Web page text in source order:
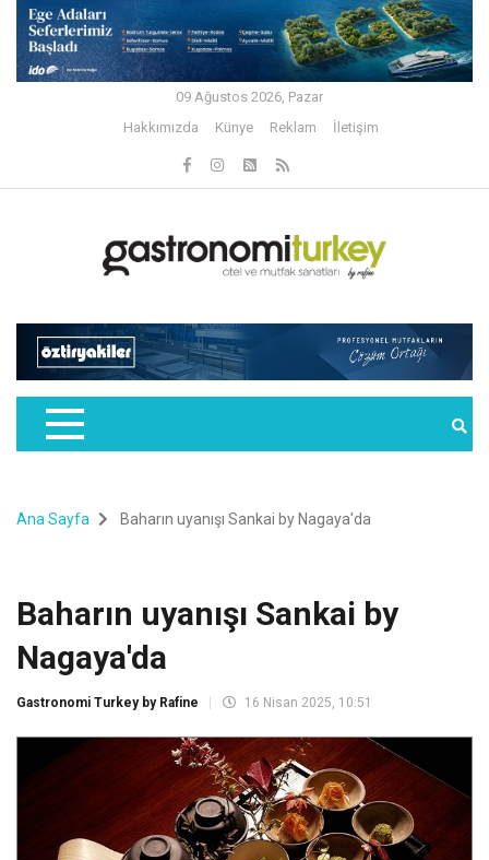
09 Ağustos 2026, Pazar
Hakkımızda
Künye Reklam İletişim
Ana Sayfa Baharın uyanışı Sankai by Nagaya'da
Baharın uyanışı Sankai by
Nagaya'da
Gastronomi Turkey by Rafine 16 Nisan 2025, 10:51